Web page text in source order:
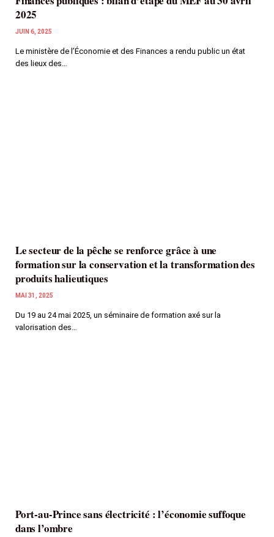
2025
JUIN 6, 2025
Le ministère de l’Économie et des Finances a rendu public un état
des lieux des…
Le secteur de la pêche se renforce grâce à une
formation sur la conservation et la transformation des
produits halieutiques
MAI 31, 2025
Du 19 au 24 mai 2025, un séminaire de formation axé sur la
valorisation des…
Port-au-Prince sans électricité : l’économie suffoque
dans l’ombre